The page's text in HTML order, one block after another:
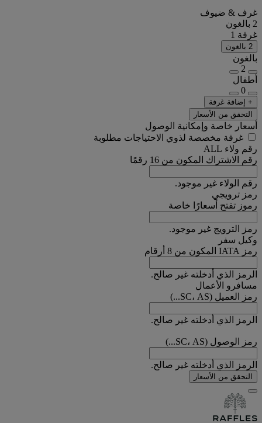
غرف & ضيوف
2 بالغون
غرفة 1
2 بالغون
بالغون
2
أطفال
0
+ إضافة غرفة
التحقق من الأسعار
أسعار خاصة وإمكانية الوصول
غرفة مخصصة لذوي الاحتياجات مطلوبة
رقم ولاء ALL
رقم الاشتراك المكون من 16 رقمًا
رقم الولاء غير موجود.
رمز ترويجي
رموز تفتح أسعارًا خاصة
رمز الترويج غير موجود.
وكيل سفر
رمز IATA المكون من 8 أرقام
الرمز الذي أدخلته غير صالح.
مسافرو الأعمال
رمز العميل (SC، AS...)
الرمز الذي أدخلته غير صالح.
رمز الوصول (SC، AS...)
الرمز الذي أدخلته غير صالح.
التحقق من الأسعار